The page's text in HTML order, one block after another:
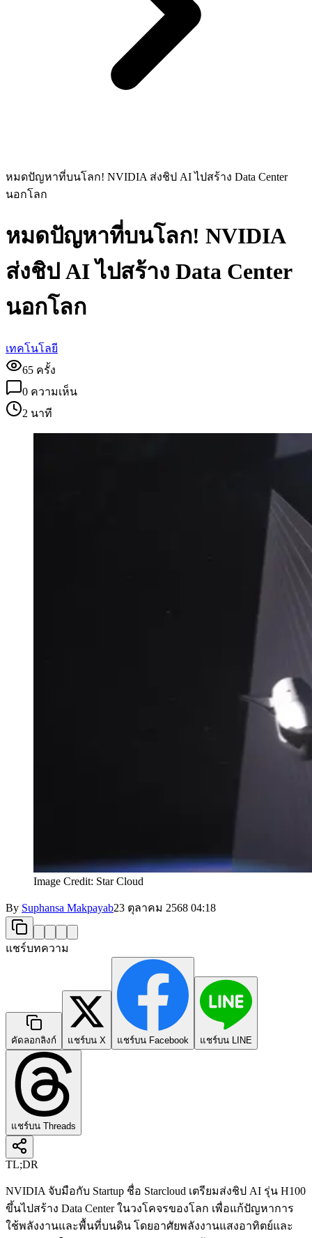
หมดปัญหาที่บนโลก! NVIDIA ส่งชิป AI ไปสร้าง Data Center
นอกโลก
หมดปัญหาที่บนโลก! NVIDIA
ส่งชิป AI ไปสร้าง Data Center
นอกโลก
เทคโนโลยี
65 ครั้ง
0 ความเห็น
2 นาที
Image Credit: Star Cloud
By Suphansa Makpayab23 ตุลาคม 2568 04:18
แชร์บทความ
คัดลอกลิงก์ แชร์บน X แชร์บน Facebook แชร์บน LINE
แชร์บน Threads
TL;DR
NVIDIA จับมือกับ Startup ชื่อ Starcloud เตรียมส่งชิป AI รุ่น H100
ขึ้นไปสร้าง Data Center ในวงโคจรของโลก เพื่อแก้ปัญหาการ
ใช้พลังงานและพื้นที่บนดิน โดยอาศัยพลังงานแสงอาทิตย์และ